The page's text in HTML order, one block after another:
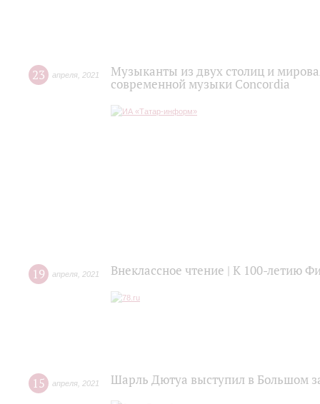
23 апреля 2021
Музыканты из двух столиц и
современной музыки Concordia
19 апреля 2021 Внеклассное чтение | К 100-летию
15 апреля 2021 Шарль Дютуа выступил в Большом